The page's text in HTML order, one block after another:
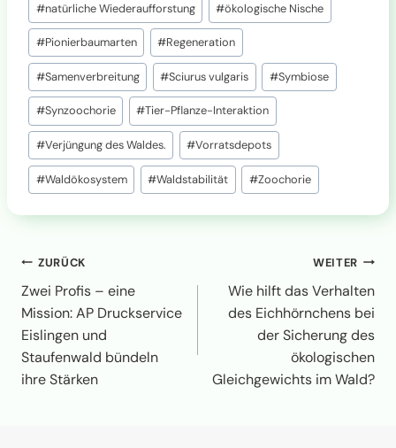
0
0
0
€
.
#natürliche Wiederaufforstung #ökologische Nische
#Pionierbaumarten #Regeneration
#Samenverbreitung #Sciurus vulgaris #Symbiose
#Synzoochorie #Tier-Pflanze-Interaktion
#Verjüngung des Waldes. #Vorratsdepots
#Waldökosystem #Waldstabilität #Zoochorie
Beitragsnavigation
ZURÜCK
Zwei Profis – eine
Mission: AP Druckservice
Eislingen und
Staufenwald bündeln
ihre Stärken
WEITER
Wie hilft das Verhalten
des Eichhörnchens bei
der Sicherung des
ökologischen
Gleichgewichts im Wald?